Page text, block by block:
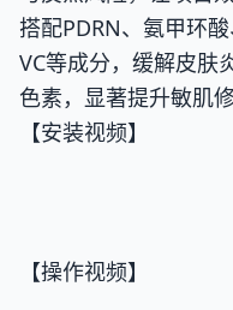
搭配PDRN、氨甲环
VC等成分，缓解皮肤
色素，显著提升敏肌修
【安装视频】
【操作视频】